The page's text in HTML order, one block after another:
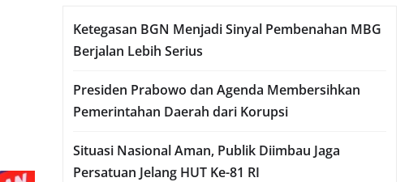
Ketegasan BGN Menjadi Sinyal Pembenahan MBG
Berjalan Lebih Serius
Presiden Prabowo dan Agenda Membersihkan
Pemerintahan Daerah dari Korupsi
Situasi Nasional Aman, Publik Diimbau Jaga
Persatuan Jelang HUT Ke-81 RI